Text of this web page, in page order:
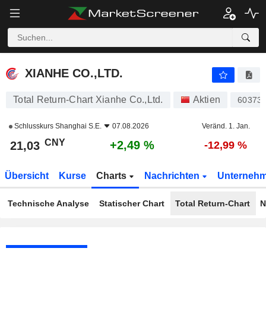
XIANHE CO.,LTD.
XIANHE CO.,LTD.
Total Return-Chart Xianhe Co.,Ltd. Aktien
Schlusskurs Shanghai S.E. 07.08.2026 Veränd. 1. Jan.
21,03 CNY +2,49 % -12,99 %
Übersicht Kurse Charts Nachrichten
Technische Analyse Statischer Chart Total Return-Chart